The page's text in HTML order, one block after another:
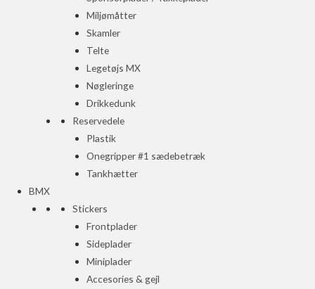
Miljømåtter
Skamler
Telte
Legetøjs MX
Nøgleringe
Drikkedunk
Reservedele
Plastik
Onegripper #1 sædebetræk
Tankhætter
BMX
Stickers
Frontplader
Sideplader
Miniplader
Accesories & gejl